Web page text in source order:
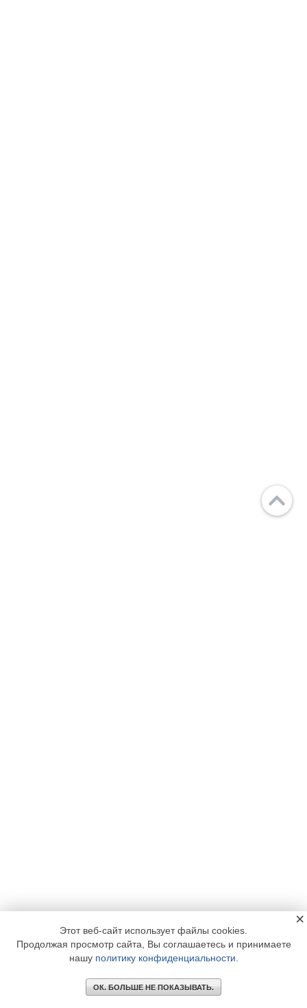
Этот веб-сайт использует файлы cookies.
Продолжая просмотр сайта, Вы соглашаетесь и принимаете
нашу политику конфиденциальности
ОК. БОЛЬШЕ НЕ ПОКАЗЫВАТЬ.
×